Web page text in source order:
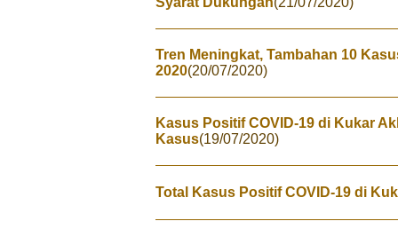
Tren Meningkat, Tambahan 10
2020(20/07/2020)
Kasus Positif COVID-19 di Kukar
Kasus(19/07/2020)
Total Kasus Positif COVID-19 di